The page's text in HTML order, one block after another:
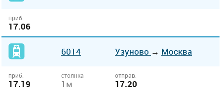
приб.
17.06
6014 Узуново → Москва
приб.
17.19
стоянка
1м
отправ.
17.20